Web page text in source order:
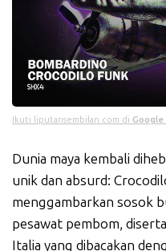
Ikuti liputansembilan.com di Google
Dunia maya kembali
unik dan absurd:
menggambarkan sosok
pesawat pembom,
Italia yang dibacakan